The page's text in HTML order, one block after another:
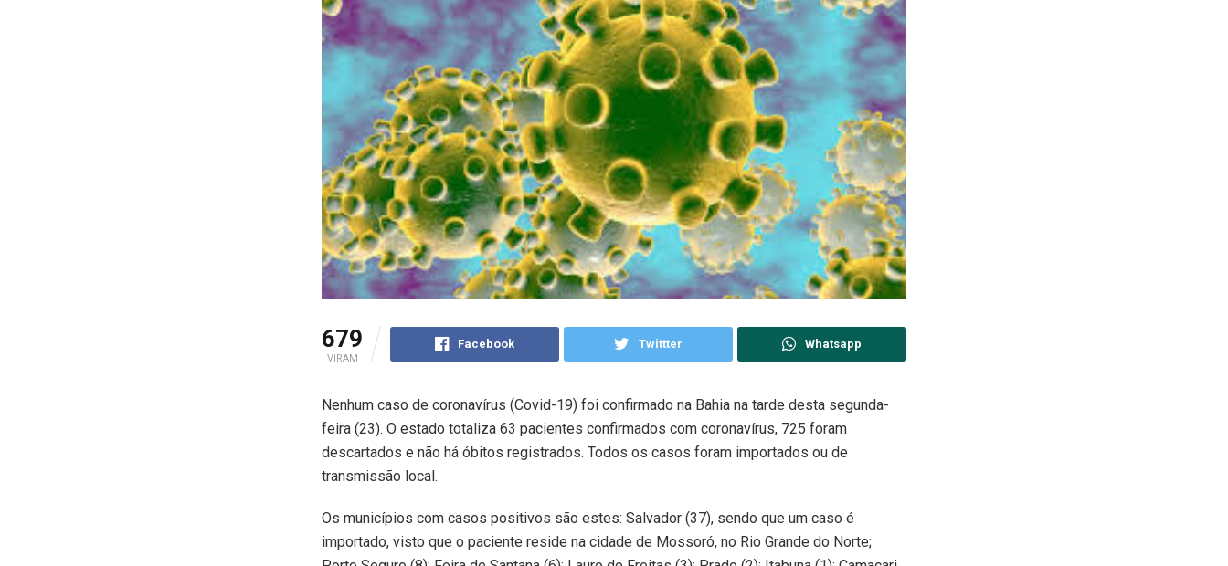
679
VIRAM
Facebook Twittter Whatsapp
Nenhum caso de coronavírus (Covid-19) foi confirmado na Bahia na tarde desta segunda-
feira (23). O estado totaliza 63 pacientes confirmados com coronavírus, 725 foram
descartados e não há óbitos registrados. Todos os casos foram importados ou de
transmissão local.
Os municípios com casos positivos são estes: Salvador (37), sendo que um caso é
importado, visto que o paciente reside na cidade de Mossoró, no Rio Grande do Norte;